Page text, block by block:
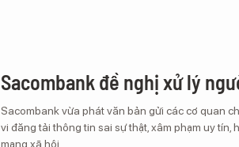
Sacombank đề nghị xử lý
Sacombank vừa phát văn bản gửi các cơ quan
vi đăng tải thông tin sai sự thật, xâm phạm uy tín,
mạng xã hội.